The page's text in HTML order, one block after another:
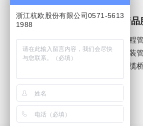
关于杭欧
企业简介
生产车间
企业文化
宣传片
产品
工程
家装
电缆
浙江杭欧股份有限公司0571-5613
1988